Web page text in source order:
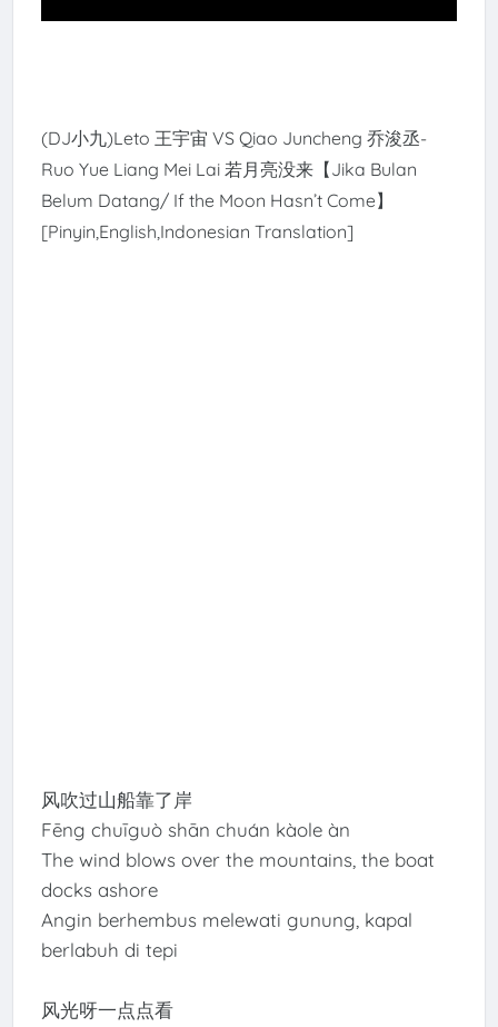
(DJ小九)Leto 王宇宙 VS Qiao Juncheng 乔浚丞-
Ruo Yue Liang Mei Lai 若月亮没来【Jika Bulan
Belum Datang/ If the Moon Hasn’t Come】
[Pinyin,English,Indonesian Translation]
风吹过山船靠了岸
Fēng chuīguò shān chuán kàole àn
The wind blows over the mountains, the boat
docks ashore
Angin berhembus melewati gunung, kapal
berlabuh di tepi
风光呀一点点看